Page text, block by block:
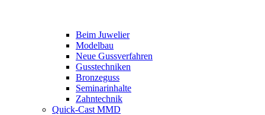
Beim Juwelier
Modelbau
Neue Gussverfahren
Gusstechniken
Bronzeguss
Seminarinhalte
Zahntechnik
Quick-Cast MMD